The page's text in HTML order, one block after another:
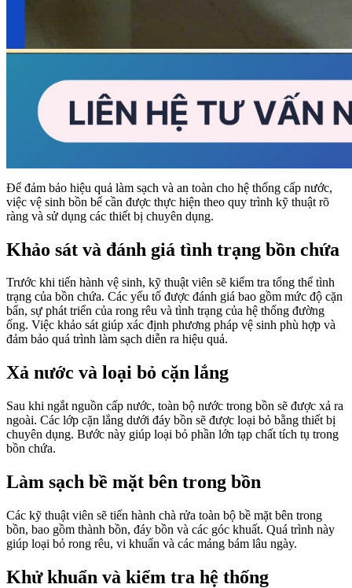
Để đảm bảo hiệu quả làm sạch và an toàn cho hệ thống cấp nước,
việc vệ sinh bồn bể cần được thực hiện theo quy trình kỹ thuật rõ
ràng và sử dụng các thiết bị chuyên dụng.
Khảo sát và đánh giá tình trạng bồn chứa
Trước khi tiến hành vệ sinh, kỹ thuật viên sẽ kiểm tra tổng thể tình
trạng của bồn chứa. Các yếu tố được đánh giá bao gồm mức độ cặn
bẩn, sự phát triển của rong rêu và tình trạng của hệ thống đường
ống. Việc khảo sát giúp xác định phương pháp vệ sinh phù hợp và
đảm bảo quá trình làm sạch diễn ra hiệu quả.
Xả nước và loại bỏ cặn lắng
Sau khi ngắt nguồn cấp nước, toàn bộ nước trong bồn sẽ được xả ra
ngoài. Các lớp cặn lắng dưới đáy bồn sẽ được loại bỏ bằng thiết bị
chuyên dụng. Bước này giúp loại bỏ phần lớn tạp chất tích tụ trong
bồn chứa.
Làm sạch bề mặt bên trong bồn
Các kỹ thuật viên sẽ tiến hành chà rửa toàn bộ bề mặt bên trong
bồn, bao gồm thành bồn, đáy bồn và các góc khuất. Quá trình này
giúp loại bỏ rong rêu, vi khuẩn và các mảng bám lâu ngày.
Khử khuẩn và kiểm tra hệ thống